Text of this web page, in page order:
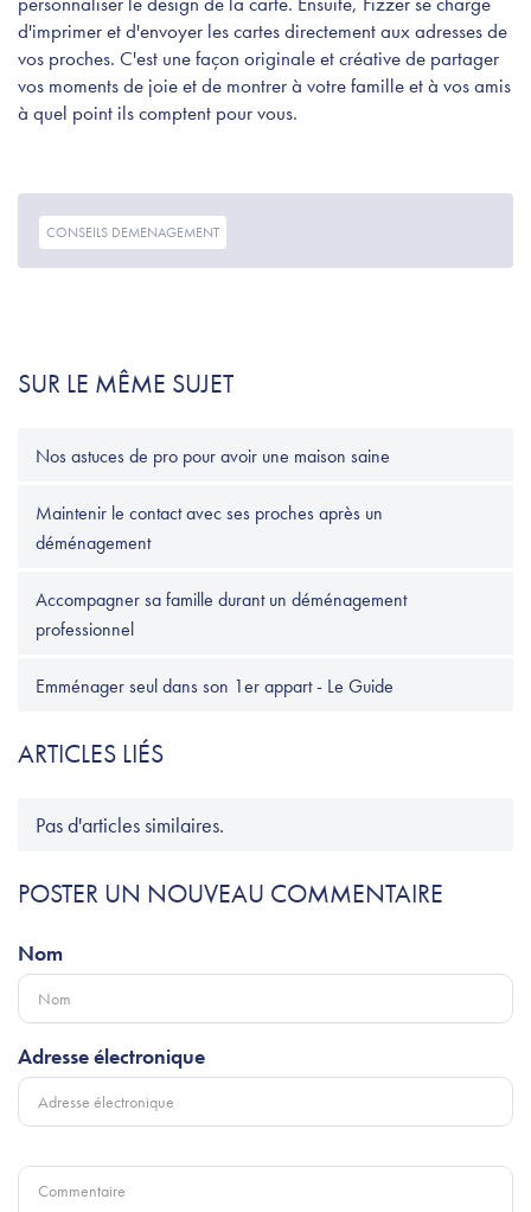
d'imprimer et d'envoyer les cartes directement aux adresses de
vos proches. C'est une façon originale et créative de partager
vos moments de joie et de montrer à votre famille et à vos amis
à quel point ils comptent pour vous.
CONSEILS DEMENAGEMENT
SUR LE MÊME SUJET
Nos astuces de pro pour avoir une maison saine
Maintenir le contact avec ses proches après un
déménagement
Accompagner sa famille durant un déménagement
professionnel
Emménager seul dans son 1er appart - Le Guide
ARTICLES LIÉS
Pas d'articles similaires.
POSTER UN NOUVEAU COMMENTAIRE
Nom
Adresse électronique
Commentaire